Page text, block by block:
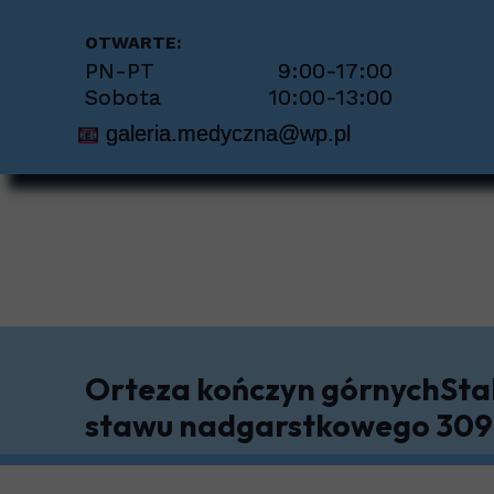
📧 galeria.medyczna@wp.pl
OTWARTE:
PN-PT 9:00-17:00
Sobota 10:00-13:00
Orteza kończyn
stawu nadgarstkowego 309